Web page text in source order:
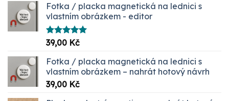
Fotka / placka magnetická na lednici s
vlastním obrázkem - editor
Hodnocení
5.00
39,00 Kč
Fotka / placka magnetická na lednici s
vlastním obrázkem – nahrát hotový návrh
39,00 Kč